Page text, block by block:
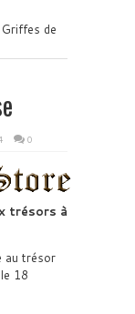
Griffes de
0
trésors à
au trésor
le 18